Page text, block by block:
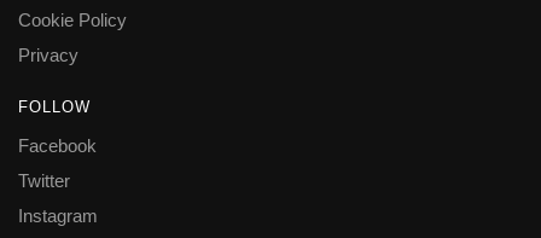
Cookie Policy
Privacy
FOLLOW
Facebook
Twitter
Instagram